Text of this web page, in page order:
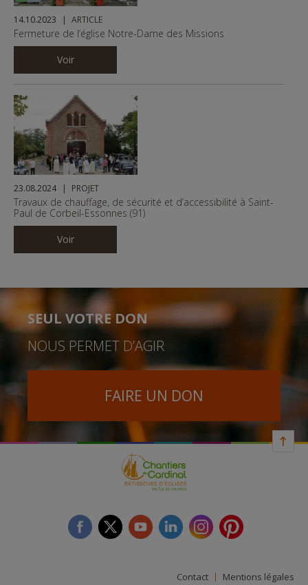
14.10.2023 ARTICLE
Fermeture de l’église Notre-Dame des Missions
Voir
23.08.2024 PROJET
Travaux de chauffage, de sécurité et d’accessibilité à Saint-
Paul de Corbeil-Essonnes (91)
Voir
SEUL VOTRE DON
NOUS PERMET D’AGIR
FAIRE UN DON
facebooktwitter youtube linkedin instagram
Contact Mentions légales